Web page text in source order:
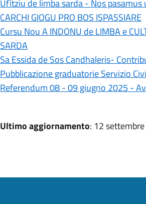
Ufìtziu de limba sarda - Nos pasamus
CARCHI GIOGU PRO BOS ISPASSIARE
Cursu Nou A INDONU de LIMBA e
SARDA
Sa Essida de Sos Candhaleris-
Pubblicazione graduatorie Servizio
Referendum 08 - 09 giugno 2025 -
Ultimo aggiornamento: 12